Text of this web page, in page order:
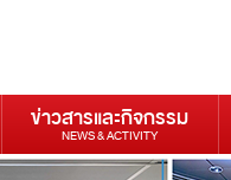
ข่าวสารและกิจกรรม
NEWS & ACTIVITY